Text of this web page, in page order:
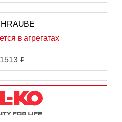
в агрегатах
1513 i